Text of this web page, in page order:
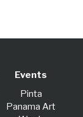
Events
Pinta
Panama Art